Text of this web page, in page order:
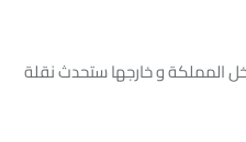
مشاريع استراتيجية داخل المملكة و خارجها ستحدث نقلة